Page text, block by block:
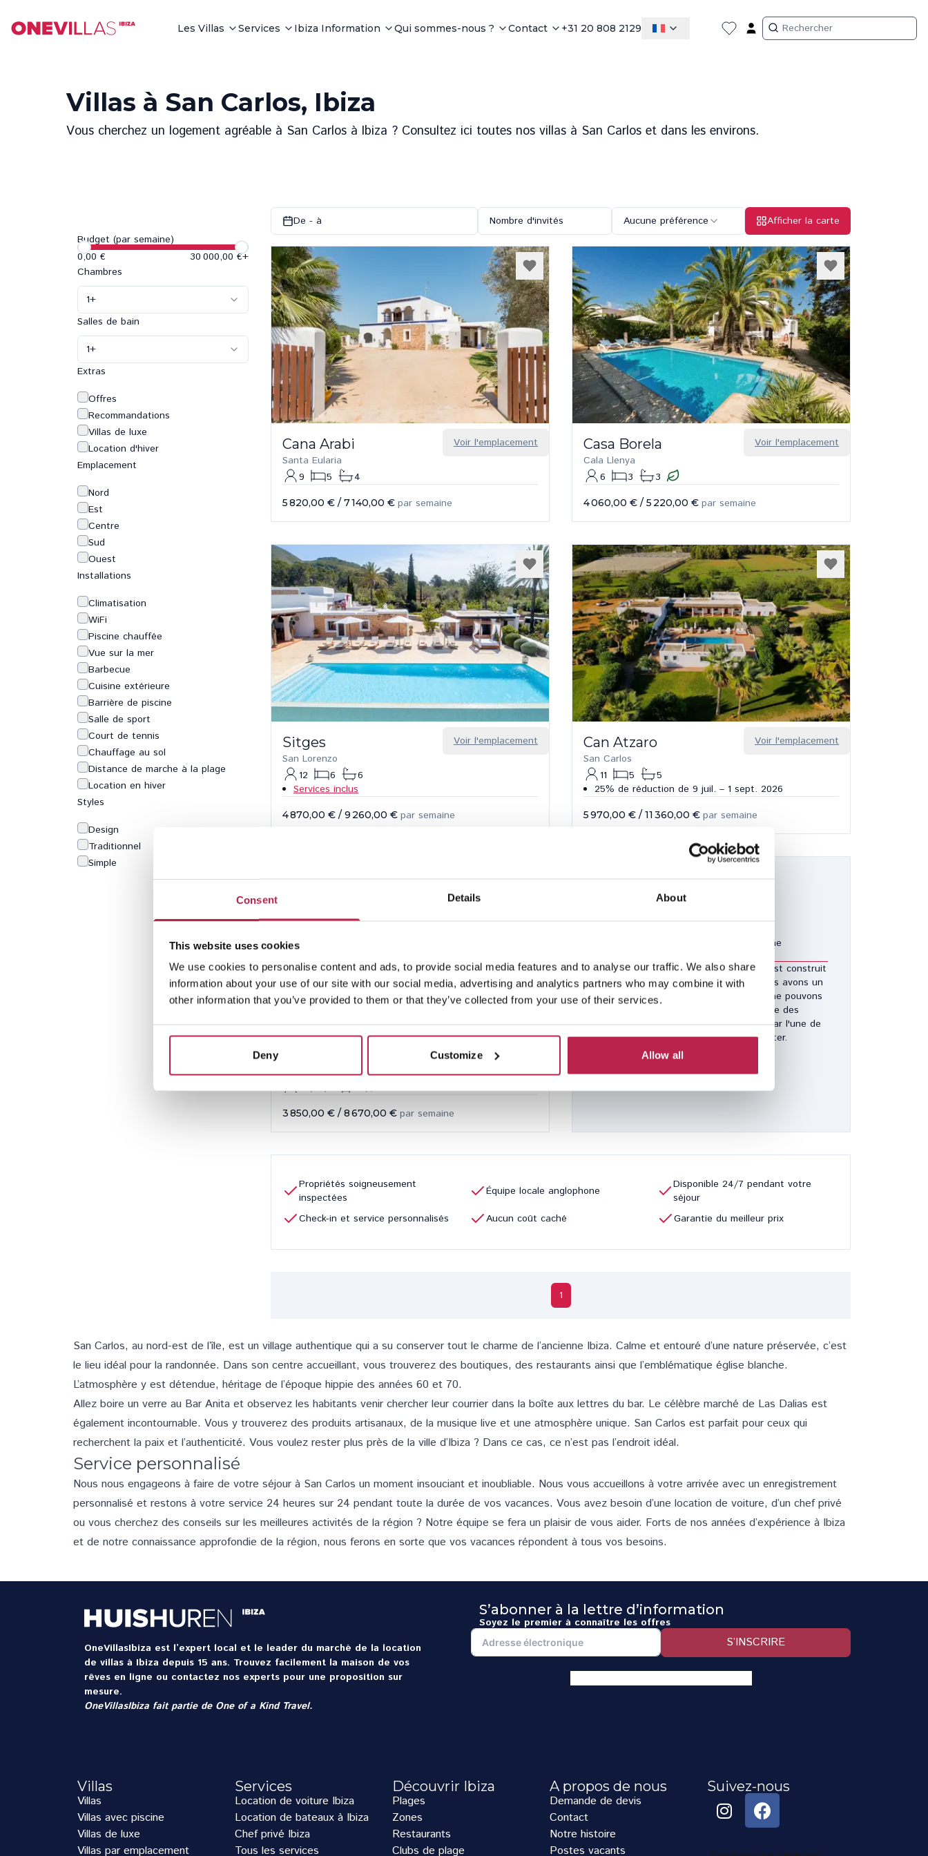
Consent Details About
This website uses cookies
We use cookies to personalise content and ads, to provide social media features and to analyse our traffic. We also share
information about your use of our site with our social media, advertising and analytics partners who may combine it with
other information that you’ve provided to them or that they’ve collected from your use of their services.
Deny Customize Allow all
Les Villas Services Ibiza Information Qui sommes-nous ? Contact +31 20 808 2129
Villas à San Carlos, Ibiza
Vous cherchez un logement agréable à San Carlos à Ibiza ? Consultez ici toutes nos villas à San Carlos et dans les environs.
Budget (par semaine)
0,00 €
30 000,00 €+
Chambres
1+
Salles de bain
1+
Extras
Offres
Recommandations
Villas de luxe
Location d'hiver
Emplacement
Nord
Est
Centre
Sud
Ouest
Installations
Climatisation
WiFi
Piscine chauffée
Vue sur la mer
Barbecue
Cuisine extérieure
Barrière de piscine
Salle de sport
Court de tennis
Chauffage au sol
Distance de marche à la plage
Location en hiver
Styles
Design
Traditionnel
Simple
De - à Nombre d'invités Aucune préférence Afficher la carte
Voir l'emplacement
Cana Arabi
Santa Eularia
9
5 4
5 820,00 € / 7 140,00 € par semaine
Voir l'emplacement
Casa Borela
Cala Llenya
6
3 3
4 060,00 € / 5 220,00 € par semaine
Voir l'emplacement
Sitges
San Lorenzo
12
6
6
Services inclus
4 870,00 € / 9 260,00 € par semaine
Voir l'emplacement
Can Atzaro
San Carlos
11
5
5
25% de réduction de 9 juil. – 1 sept. 2026
5 970,00 € / 11 360,00 € par semaine
Voir l'emplacement
San Carlos
6
3 2
3 850,00 € / 8 670,00 € par semaine
à partir de 2750 € par semaine
En raison de notre vaste réseau qui s'est construit
au cours des 10 dernières années, nous avons un
certain nombre de maisons que nous ne pouvons
pas mettre en ligne, à la demande des
propriétaires. Si vous êtes intéressé par l'une de
ces villas, veuillez nous contacter.
Voir la collection privée
Propriétés soigneusement
inspectées
Équipe locale anglophone
Disponible 24/7 pendant votre
séjour
Check-in et service personnalisés
Aucun coût caché Garantie du meilleur prix
1
San Carlos, au nord-est de l’île, est un village authentique qui a su conserver tout le charme de l’ancienne Ibiza. Calme et entouré d’une nature préservée, c’est
le lieu idéal pour la randonnée. Dans son centre accueillant, vous trouverez des boutiques, des restaurants ainsi que l’emblématique église blanche.
L’atmosphère y est détendue, héritage de l’époque hippie des années 60 et 70.
Allez boire un verre au Bar Anita et observez les habitants venir chercher leur courrier dans la boîte aux lettres du bar. Le célèbre marché de Las Dalias est
également incontournable. Vous y trouverez des produits artisanaux, de la musique live et une atmosphère unique. San Carlos est parfait pour ceux qui
recherchent la paix et l’authenticité. Vous voulez rester plus près de la ville d’Ibiza ? Dans ce cas, ce n’est pas l’endroit idéal.
Service personnalisé
Nous nous engageons à faire de votre séjour à San Carlos un moment insouciant et inoubliable. Nous vous accueillons à votre arrivée avec un enregistrement
personnalisé et restons à votre service 24 heures sur 24 pendant toute la durée de vos vacances. Vous avez besoin d’une location de voiture, d’un chef privé
ou vous cherchez des conseils sur les meilleures activités de la région ? Notre équipe se fera un plaisir de vous aider. Forts de nos années d’expérience à Ibiza
et de notre connaissance approfondie de la région, nous ferons en sorte que vos vacances répondent à tous vos besoins.
OneVillasIbiza est l’expert local et le leader du marché de la location
de villas à Ibiza depuis 15 ans. Trouvez facilement la maison de vos
rêves en ligne ou contactez nos experts pour une proposition sur
mesure.
OneVillasIbiza fait partie de One of a Kind Travel.
S’abonner à la lettre d’information
Soyez le premier à connaître les offres
S’INSCRIRE
Villas
Villas
Villas avec piscine
Villas de luxe
Villas par emplacement
Services
Location de voiture Ibiza
Location de bateaux à Ibiza
Chef privé Ibiza
Tous les services
Découvrir Ibiza
Plages
Zones
Restaurants
Clubs de plage
A propos de nous
Demande de devis
Contact
Notre histoire
Postes vacants
Suivez-nous